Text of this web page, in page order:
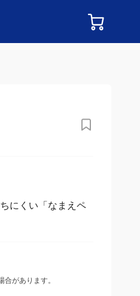
にくい「なまえペ
があります。